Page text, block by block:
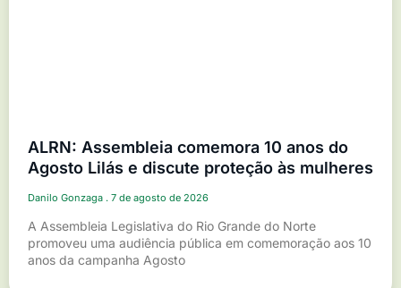
ALRN: Assembleia comemora 10 anos do
Agosto Lilás e discute proteção às mulheres
Danilo Gonzaga 7 de agosto de 2026
A Assembleia Legislativa do Rio Grande do Norte
promoveu uma audiência pública em comemoração aos 10
anos da campanha Agosto